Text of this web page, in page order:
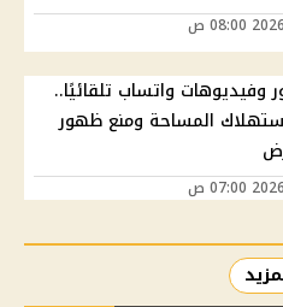
واتساب تلقائيًا..
المساحة ومنع ظهور